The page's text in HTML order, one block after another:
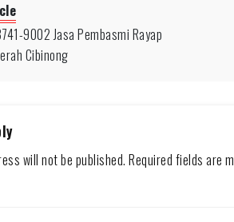
9002 Jasa Pembasmi Rayap
Cibinong
will not be published. Required fields are